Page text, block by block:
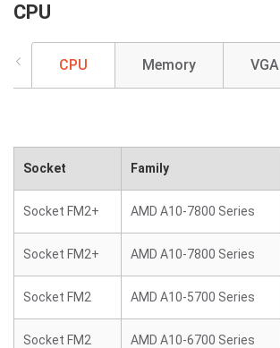
CPU
CPU Memory VGA
Socket Family
Socket FM2+ AMD A10-7800 Series
Socket FM2+ AMD A10-7800 Series
Socket FM2 AMD A10-5700 Series
Socket FM2 AMD A10-6700 Series